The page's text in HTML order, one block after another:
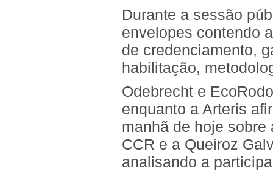
Durante a sessão
envelopes contendo
de credenciamento,
habilitação,
Odebrecht e
enquanto a Arteris
manhã de hoje sobre
CCR e a Queiroz
analisando a